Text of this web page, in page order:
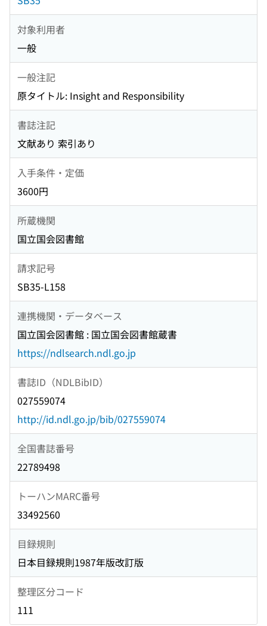
対象利用者
一般
一般注記
原タイトル: Insight and Responsibility
書誌注記
文献あり 索引あり
入手条件・定価
3600円
所蔵機関
国立国会図書館
請求記号
SB35-L158
連携機関・データベース
国立国会図書館 : 国立国会図書館蔵書
https://ndlsearch.ndl.go.jp
書誌ID（NDLBibID）
027559074
http://id.ndl.go.jp/bib/027559074
全国書誌番号
22789498
トーハンMARC番号
33492560
目録規則
日本目録規則1987年版改訂版
整理区分コード
111